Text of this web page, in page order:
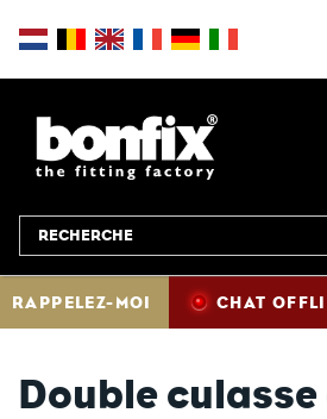
RAPPELEZ-MOI CHAT
Double